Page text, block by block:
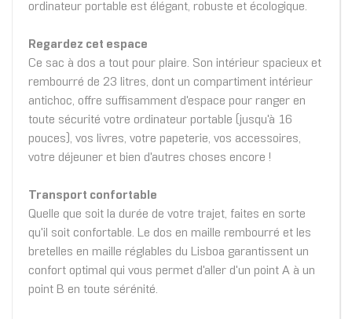
ordinateur portable est élégant, robuste et écologique.
Regardez cet espace
Ce sac à dos a tout pour plaire. Son intérieur spacieux et
rembourré de 23 litres, dont un compartiment intérieur
antichoc, offre suffisamment d'espace pour ranger en
toute sécurité votre ordinateur portable (jusqu'à 16
pouces), vos livres, votre papeterie, vos accessoires,
votre déjeuner et bien d'autres choses encore !
Transport confortable
Quelle que soit la durée de votre trajet, faites en sorte
qu'il soit confortable. Le dos en maille rembourré et les
bretelles en maille réglables du Lisboa garantissent un
confort optimal qui vous permet d'aller d'un point A à un
point B en toute sérénité.